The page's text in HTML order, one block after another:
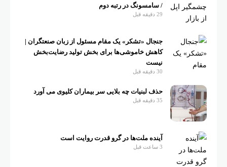
/ سامسونگ در رتبه دوم
جنجال «تشکر» یک مقام مسئول از زبان صنعتگران |
کاهش خاموشی‌ها برای بخش تولید رضایت‌بخش
نیست
حذف لبنیات چه بلایی سر بیماران کلیوی می آورد
35 دقیقه قبل
آینده ملت‌ها در گرو قدرت روایت است